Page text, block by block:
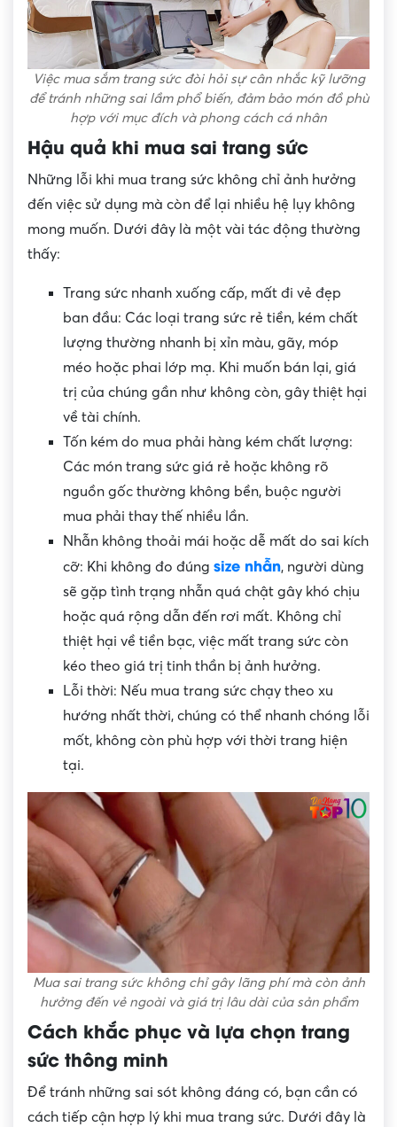
Việc mua sắm trang sức đòi hỏi sự cân nhắc kỹ lưỡng
để tránh những sai lầm phổ biến, đảm bảo món đồ phù
hợp với mục đích và phong cách cá nhân
Hậu quả khi mua sai trang sức
Những lỗi khi mua trang sức không chỉ ảnh hưởng
đến việc sử dụng mà còn để lại nhiều hệ lụy không
mong muốn. Dưới đây là một vài tác động thường
thấy:
Trang sức nhanh xuống cấp, mất đi vẻ đẹp
ban đầu: Các loại trang sức rẻ tiền, kém chất
lượng thường nhanh bị xỉn màu, gãy, móp
méo hoặc phai lớp mạ. Khi muốn bán lại, giá
trị của chúng gần như không còn, gây thiệt hại
về tài chính.
Tốn kém do mua phải hàng kém chất lượng:
Các món trang sức giá rẻ hoặc không rõ
nguồn gốc thường không bền, buộc người
mua phải thay thế nhiều lần.
Nhẫn không thoải mái hoặc dễ mất do sai kích
cỡ: Khi không đo đúng size nhẫn, người dùng
sẽ gặp tình trạng nhẫn quá chật gây khó chịu
hoặc quá rộng dẫn đến rơi mất. Không chỉ
thiệt hại về tiền bạc, việc mất trang sức còn
kéo theo giá trị tinh thần bị ảnh hưởng.
Lỗi thời: Nếu mua trang sức chạy theo xu
hướng nhất thời, chúng có thể nhanh chóng lỗi
mốt, không còn phù hợp với thời trang hiện
tại.
Mua sai trang sức không chỉ gây lãng phí mà còn ảnh
hưởng đến vẻ ngoài và giá trị lâu dài của sản phẩm
Cách khắc phục và lựa chọn trang
sức thông minh
Để tránh những sai sót không đáng có, bạn cần có
cách tiếp cận hợp lý khi mua trang sức. Dưới đây là